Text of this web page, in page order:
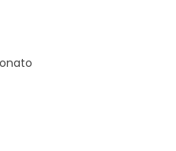
avant de retourner à
la région vers 10h30, car
pas attendre.